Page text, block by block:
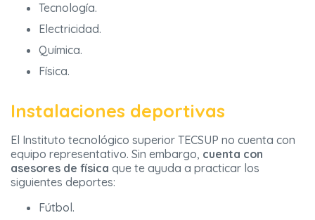
Tecnología.
Electricidad.
Química.
Física.
Instalaciones deportivas
El Instituto tecnológico superior TECSUP no cuenta con
equipo representativo. Sin embargo, cuenta con
asesores de física que te ayuda a practicar los
siguientes deportes:
Fútbol.